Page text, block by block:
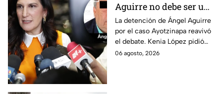
Aguirre no debe ser un
distractor, pide Kenia
López; exige justicia
por caso Ayotzinapa
La detención de Ángel Aguirre
por el caso Ayotzinapa reavivó
el debate. Kenia López pidió
que no sea un distractor
06 agosto, 2026